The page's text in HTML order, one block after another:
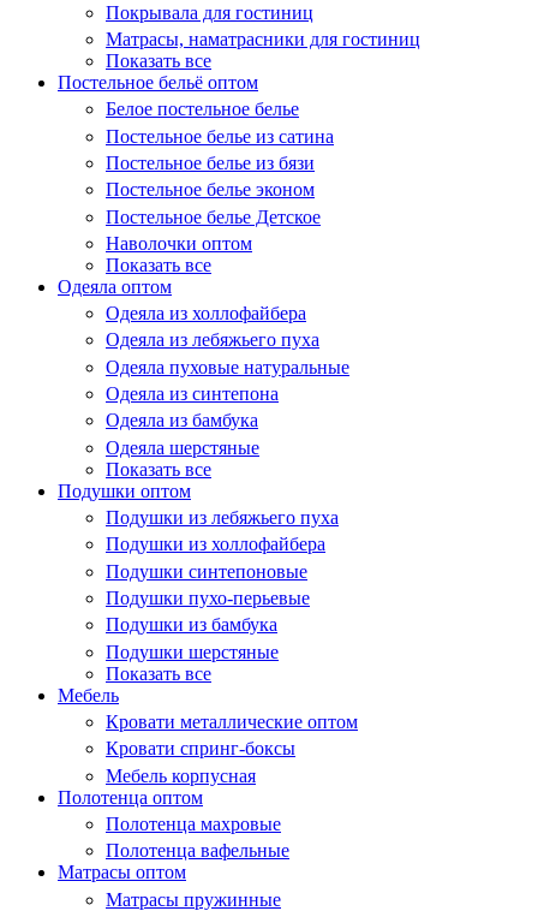
Покрывала для гостиниц
Матрасы, наматрасники для гостиниц
Показать все
Постельное бельё оптом
Белое постельное белье
Постельное белье из сатина
Постельное белье из бязи
Постельное белье эконом
Постельное белье Детское
Наволочки оптом
Показать все
Одеяла оптом
Одеяла из холлофайбера
Одеяла из лебяжьего пуха
Одеяла пуховые натуральные
Одеяла из синтепона
Одеяла из бамбука
Одеяла шерстяные
Показать все
Подушки оптом
Подушки из лебяжьего пуха
Подушки из холлофайбера
Подушки синтепоновые
Подушки пухо-перьевые
Подушки из бамбука
Подушки шерстяные
Показать все
Мебель
Кровати металлические оптом
Кровати спринг-боксы
Мебель корпусная
Полотенца оптом
Полотенца махровые
Полотенца вафельные
Матрасы оптом
Матрасы пружинные